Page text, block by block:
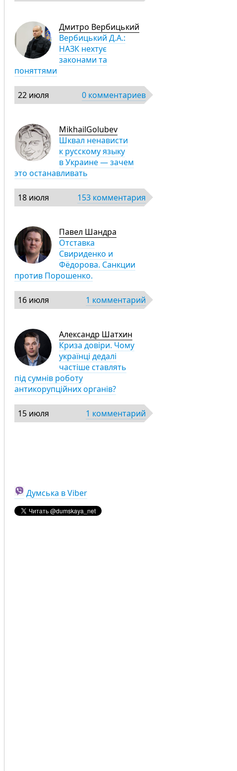
Дмитро Вербицький
Вербицький Д.А.:
НАЗК нехтує
законами та
поняттями
22 июля 0 комментариев
MikhailGolubev
Шквал ненависти
к русскому языку
в Украине — зачем
это останавливать
18 июля 153 комментария
Павел Шандра
Отставка
Свириденко и
Фёдорова. Санкции
против Порошенко.
16 июля 1 комментарий
Александр Шатхин
Криза довіри. Чому
українці дедалі
частіше ставлять
під сумнів роботу
антикорупційних органів?
15 июля 1 комментарий
Думська в Viber